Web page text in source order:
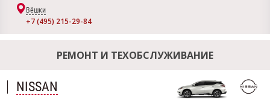
Вёшки
+7 (495) 215-29-84
РЕМОНТ И ТЕХОБСЛУЖИВАНИЕ
NISSAN